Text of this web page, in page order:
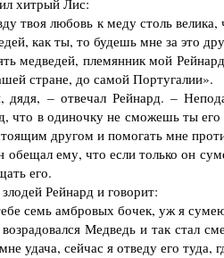
хитрый Лис:
твоя любовь к меду столь
как ты, то будешь мне за это
медведей, племянник мой
стране, до самой Португалии».
– отвечал Рейнард. –
что в одиночку не сможешь ты
другом и помогать мне
ему, что если только он
его.
Рейнард и говорит:
семь амбровых бочек, уж я
Медведь и так стал
удача, сейчас я отведу его туда,